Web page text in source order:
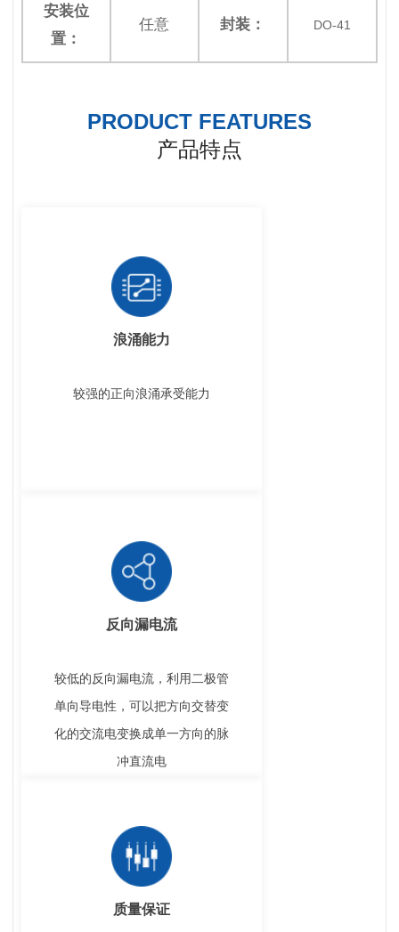
安装位
置：
任意 封装： DO-41
PRODUCT FEATURES
产品特点
浪涌能力
较强的正向浪涌承受能力
反向漏电流
较低的反向漏电流，利用二极管
单向导电性，可以把方向交替变
化的交流电变换成单一方向的脉
冲直流电
质量保证